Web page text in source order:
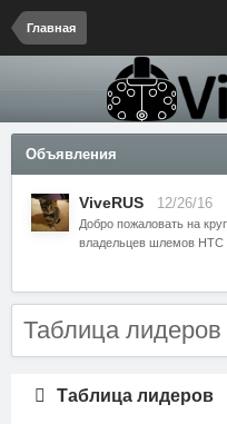
Главная
Объявления
ViveRUS 12/26/16
Добро пожаловать на
владельцев шлемов HTC
Таблица лидеров
Таблица лидеров